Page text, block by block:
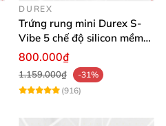
DUREX
Trứng rung mini Durex S-
Vibe 5 chế độ silicon mềm
mịn cao cấp
800.000₫
1.159.000₫
-31%
(916)